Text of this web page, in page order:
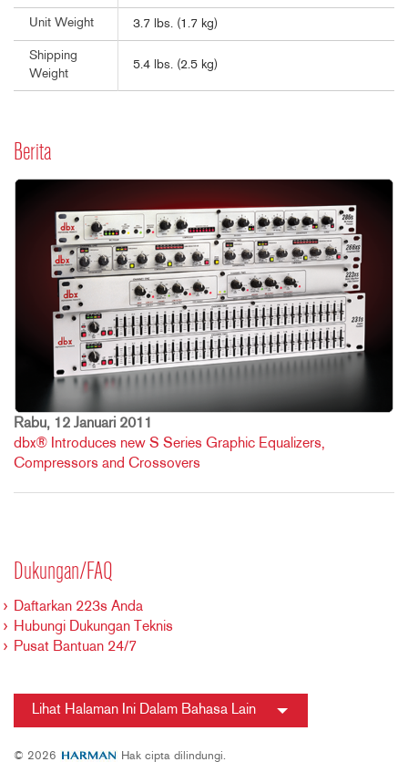
Unit Weight 3.7 lbs. (1.7 kg)
Shipping
Weight
5.4 lbs. (2.5 kg)
Berita
Rabu, 12 Januari 2011
dbx® Introduces new S Series Graphic Equalizers,
Compressors and Crossovers
Dukungan/FAQ
Daftarkan 223s Anda
Hubungi Dukungan Teknis
Pusat Bantuan 24/7
Lihat Halaman Ini Dalam Bahasa Lain
© 2026 Hak cipta dilindungi.